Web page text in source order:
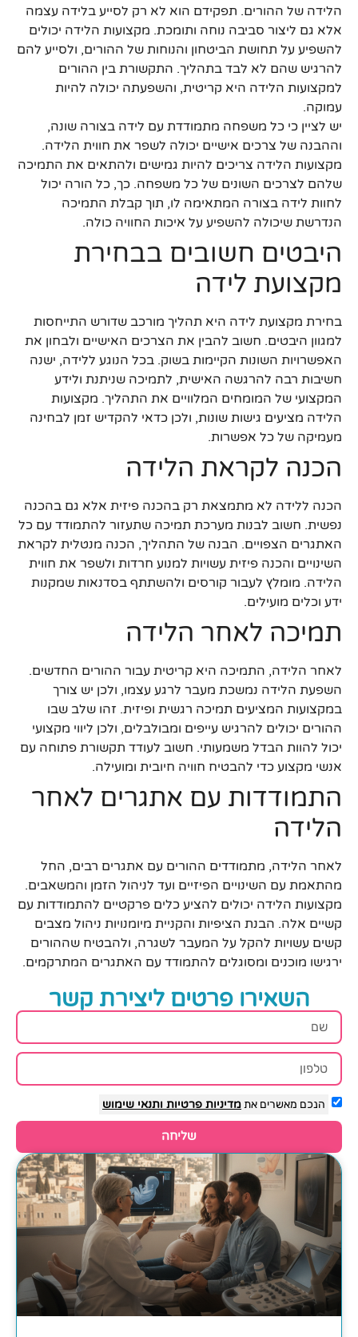
הלידה של ההורים. תפקידם הוא לא רק לסייע בלידה עצמה
אלא גם ליצור סביבה נוחה ותומכת. מקצועות הלידה יכולים
להשפיע על תחושת הביטחון והנוחות של ההורים, ולסייע להם
להרגיש שהם לא לבד בתהליך. התקשורת בין ההורים
למקצועות הלידה היא קריטית, והשפעתה יכולה להיות
עמוקה.
יש לציין כי כל משפחה מתמודדת עם לידה בצורה שונה,
וההבנה של צרכים אישיים יכולה לשפר את חווית הלידה.
מקצועות הלידה צריכים להיות גמישים ולהתאים את התמיכה
שלהם לצרכים השונים של כל משפחה. כך, כל הורה יכול
לחוות לידה בצורה המתאימה לו, תוך קבלת התמיכה
הנדרשת שיכולה להשפיע על איכות החוויה כולה.
היבטים חשובים בבחירת
מקצועת לידה
בחירת מקצועת לידה היא תהליך מורכב שדורש התייחסות
למגוון היבטים. חשוב להבין את הצרכים האישיים ולבחון את
האפשרויות השונות הקיימות בשוק. בכל הנוגע ללידה, ישנה
חשיבות רבה להרגשה האישית, לתמיכה שניתנת ולידע
המקצועי של המומחים המלוויים את התהליך. מקצועות
הלידה מציעים גישות שונות, ולכן כדאי להקדיש זמן לבחינה
מעמיקה של כל אפשרות.
הכנה לקראת הלידה
הכנה ללידה לא מתמצאת רק בהכנה פיזית אלא גם בהכנה
נפשית. חשוב לבנות מערכת תמיכה שתעזור להתמודד עם כל
האתגרים הצפויים. הבנה של התהליך, הכנה מנטלית לקראת
השינויים והכנה פיזית עשויות למנוע חרדות ולשפר את חווית
הלידה. מומלץ לעבור קורסים ולהשתתף בסדנאות שמקנות
ידע וכלים מועילים.
תמיכה לאחר הלידה
לאחר הלידה, התמיכה היא קריטית עבור ההורים החדשים.
השפעת הלידה נמשכת מעבר לרגע עצמו, ולכן יש צורך
במקצועות המציעים תמיכה רגשית ופיזית. זהו שלב שבו
ההורים יכולים להרגיש עייפים ומבולבלים, ולכן ליווי מקצועי
יכול להוות הבדל משמעותי. חשוב לעודד תקשורת פתוחה עם
אנשי מקצוע כדי להבטיח חוויה חיובית ומועילה.
התמודדות עם אתגרים לאחר
הלידה
לאחר הלידה, מתמודדים ההורים עם אתגרים רבים, החל
מהתאמת עם השינויים הפיזיים ועד לניהול הזמן והמשאבים.
מקצועות הלידה יכולים להציע כלים פרקטיים להתמודדות עם
קשיים אלה. הבנת הציפיות והקניית מיומנויות ניהול מצבים
קשים עשויות להקל על המעבר לשגרה, ולהבטיח שההורים
ירגישו מוכנים ומסוגלים להתמודד עם האתגרים המתרקמים.
השאירו פרטים ליצירת קשר
הנכם מאשרים אתמדיניות פרטיות ותנאי שימוש
שליחה